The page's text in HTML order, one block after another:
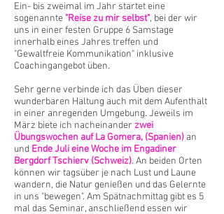
Ein- bis zweimal im Jahr startet eine
sogenannte "Reise zu mir selbst", bei der wir
uns in einer festen Gruppe 6 Samstage
innerhalb eines Jahres treffen und
"Gewaltfreie Kommunikation" inklusive
Coachingangebot üben.
Sehr gerne verbinde ich das Üben dieser
wunderbaren Haltung auch mit dem Aufenthalt
in einer anregenden Umgebung. Jeweils im
März biete ich nacheinander zwei
Übungswochen auf La Gomera, (Spanien) an
und Ende Juli eine Woche im Engadiner
Bergdorf Tschierv (Schweiz). An beiden Orten
können wir tagsüber je nach Lust und Laune
wandern, die Natur genießen und das Gelernte
in uns "bewegen". Am Spätnachmittag gibt es 5
mal das Seminar, anschließend essen wir